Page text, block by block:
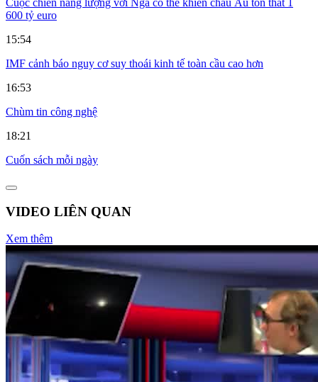
600 tỷ euro
15:54
IMF cảnh báo nguy cơ suy thoái kinh tế toàn cầu cao hơn
16:53
Chùm tin công nghệ
18:21
Cuốn sách mỗi ngày
VIDEO LIÊN QUAN
Xem thêm